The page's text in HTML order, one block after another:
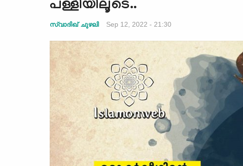
പള്ളിയിലൂടെ..
സ്വാദിഖ് ചുഴലി Sep 12, 2022 - 21:30